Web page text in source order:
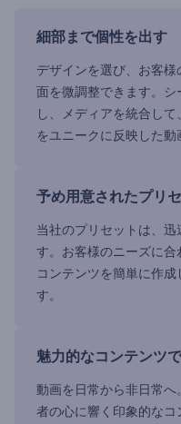
細部まで個性を出す
デザインを選び、お客
面を微調整できます。
し、メディアを統合し
をユニークに反映した動
予め用意されたプリ
当社のプリセットは、
す。お客様のニーズに
コンテンツを簡単に作
す。
魅力的なコンテンツ
動画を日常から非日常
者の心に響く印象的な